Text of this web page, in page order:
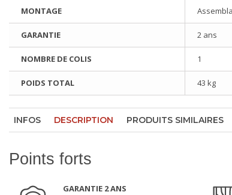
MONTAGE
GARANTIE 2 ans
NOMBRE DE COLIS 1
POIDS TOTAL 43 kg
INFOS DESCRIPTION PRODUITS SIMILAIRES
Points forts
GARANTIE 2 ANS